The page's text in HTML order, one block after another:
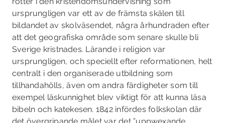
ursprungligen var ett av de främsta skälen till
bildandet av skolväsendet, några århundraden efter
att det geografiska område som senare skulle bli
Sverige kristnades. Lärande i religion var
ursprungligen, och speciellt efter reformationen, helt
centralt i den organiserade utbildning som
tillhandahölls, även om andra färdigheter som till
exempel läskunnighet blev viktigt för att kunna läsa
bibeln och katekesen. 1842 infördes folkskolan där